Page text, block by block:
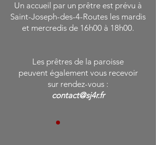
Un accueil par un prêtre est prévu à
Saint-Joseph-des-4-Routes les mardis
et mercredis de 16h00 à 18h00.
Les prêtres de la paroisse
peuvent également vous recevoir
sur rendez-vous :
contact@sj4r.fr